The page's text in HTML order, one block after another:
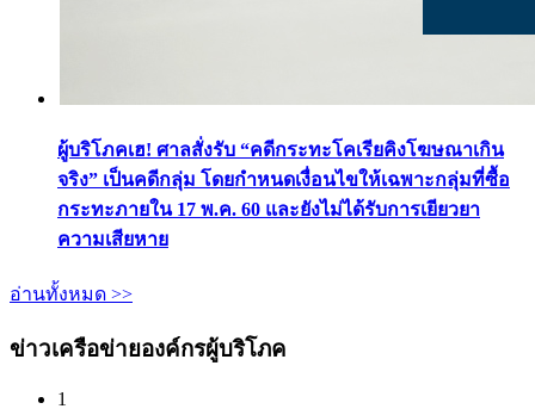
ผู้บริโภคเฮ! ศาลสั่งรับ “คดีกระทะโคเรียคิงโฆษณาเกิน
จริง” เป็นคดีกลุ่ม โดยกำหนดเงื่อนไขให้เฉพาะกลุ่มที่ซื้อ
กระทะภายใน 17 พ.ค. 60 และยังไม่ได้รับการเยียวยา
ความเสียหาย
อ่านทั้งหมด >>
ข่าวเครือข่ายองค์กรผู้บริโภค
1